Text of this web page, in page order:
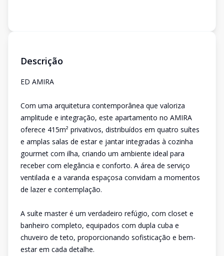
Descrição
ED AMIRA
Com uma arquitetura contemporânea que valoriza
amplitude e integração, este apartamento no AMIRA
oferece 415m² privativos, distribuídos em quatro suítes
e amplas salas de estar e jantar integradas à cozinha
gourmet com ilha, criando um ambiente ideal para
receber com elegância e conforto. A área de serviço
ventilada e a varanda espaçosa convidam a momentos
de lazer e contemplação.
A suíte master é um verdadeiro refúgio, com closet e
banheiro completo, equipados com dupla cuba e
chuveiro de teto, proporcionando sofisticação e bem-
estar em cada detalhe.